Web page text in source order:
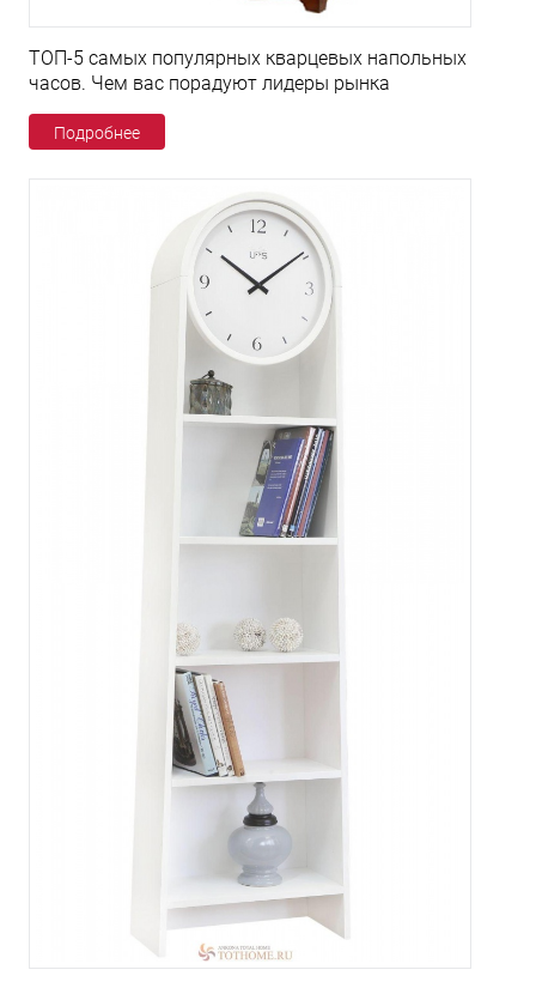
ТОП-5 самых популярных кварцевых напольных
часов. Чем вас порадуют лидеры рынка
Подробнее